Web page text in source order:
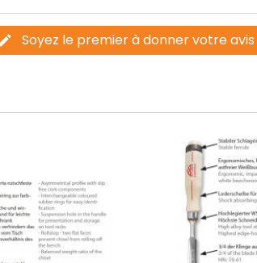
Soyez le premier à donner votre avis